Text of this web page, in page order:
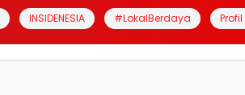
INSIDENESIA #LokalBerdaya